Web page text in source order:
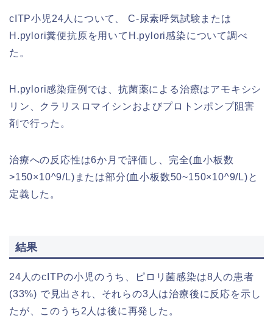
cITP小児24人について、 C‐尿素呼気試験または
H.pylori糞便抗原を用いてH.pylori感染について調べ
た。
H.pylori感染症例では、抗菌薬による治療はアモキシシ
リン、クラリスロマイシンおよびプロトンポンプ阻害
剤で行った。
治療への反応性は6か月で評価し、完全(血小板数
>150×10^9/L)または部分(血小板数50~150×10^9/L)と
定義した。
結果
24人のcITPの小児のうち、ピロリ菌感染は8人の患者
(33%) で見出され、それらの3人は治療後に反応を示し
たが、このうち2人は後に再発した。